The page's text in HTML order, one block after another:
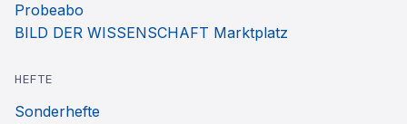
Probeabo
BILD DER WISSENSCHAFT Marktplatz
HEFTE
Sonderhefte